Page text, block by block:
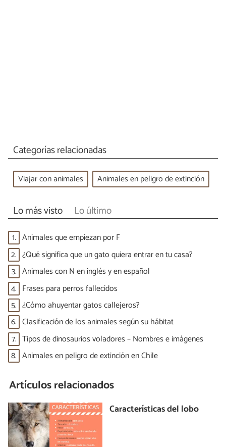
Categorías relacionadas
Viajar con animales Animales en peligro de extinción
Lo más visto Lo último
1. Animales que empiezan por F
2. ¿Qué significa que un gato quiera entrar en tu casa?
3. Animales con N en inglés y en español
4. Frases para perros fallecidos
5. ¿Cómo ahuyentar gatos callejeros?
6. Clasificación de los animales según su hábitat
7. Tipos de dinosaurios voladores – Nombres e imágenes
8. Animales en peligro de extinción en Chile
Artículos relacionados
Características del lobo